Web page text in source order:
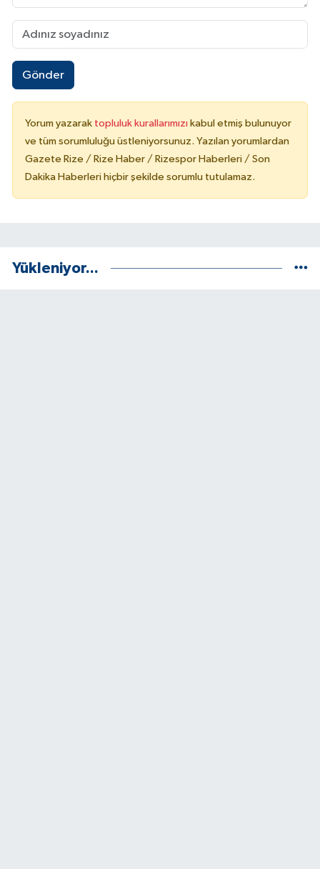
Gönder
Yorum yazarak topluluk kurallarımızı kabul etmiş bulunuyor
ve tüm sorumluluğu üstleniyorsunuz. Yazılan yorumlardan
Gazete Rize / Rize Haber / Rizespor Haberleri / Son
Dakika Haberleri hiçbir şekilde sorumlu tutulamaz.
Yükleniyor...